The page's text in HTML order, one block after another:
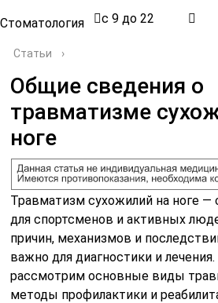
Стоматология с 9 до 22
Статьи ›
Общие сведения о
травматизме
ноге
Травматизм сухожилий на ноге —
для спортсменов и активных
причин, механизмов и
важно для диагностики и
рассмотрим основные виды
методы профилактики и